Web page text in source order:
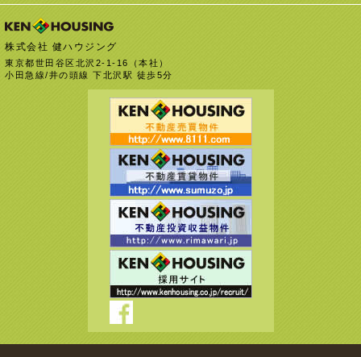
株式会社 健ハウジング
東京都世田谷区北沢2-1-16（本社）
小田急線/井の頭線 下北沢駅 徒歩5分